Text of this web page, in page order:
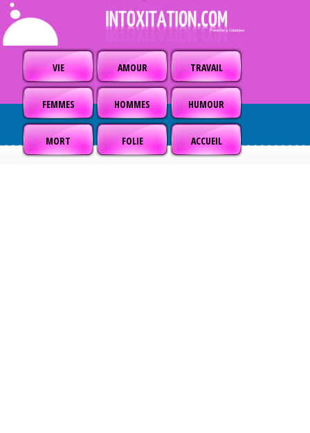
VIE AMOUR TRAVAIL
FEMMES HOMMES HUMOUR
MORT FOLIE ACCUEIL